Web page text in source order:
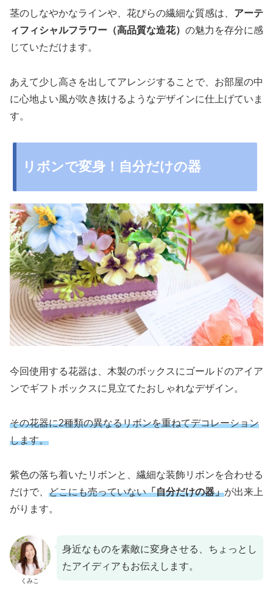
茎のしなやかなラインや、花びらの繊細な質感は、 アーテ
ィフィシャルフラワー（高品質な造花） の魅力を存分に感
じていただけます。
あえて少し高さを出してアレンジすることで、お部屋の中
に心地よい風が吹き抜けるようなデザインに仕上げていま
す。
リボンで変身！自分だけの器
今回使用する花器は、木製のボックスにゴールドのアイア
ンでギフトボックスに見立てたおしゃれなデザイン。
その花器に2種類の異なるリボンを重ねてデコレーション
します。
紫色の落ち着いたリボンと、繊細な装飾リボンを合わせる
だけで、 どこにも売っていない「自分だけの器」が出来上
がります。
くみこ
身近なものを素敵に変身させる、ちょっとし
たアイディアもお伝えします。